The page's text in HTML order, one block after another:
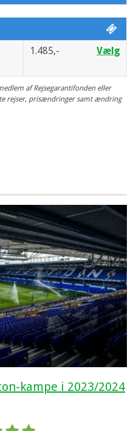
1.485,- Vælg
af Rejsegarantifonden eller
rejser, prisændringer samt ændring
kampe i 2023/2024